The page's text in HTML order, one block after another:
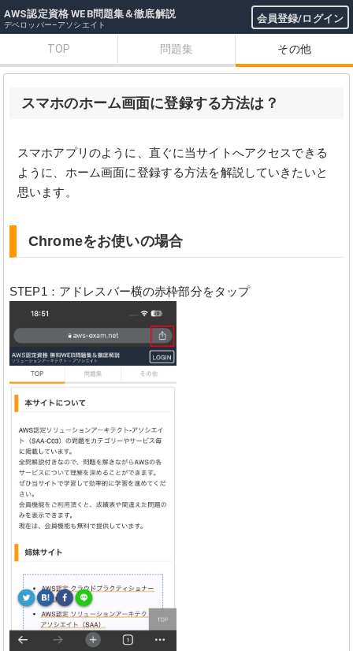
AWS認定資格 WEB問題集＆徹底解説 会員登録/ログイン
デベロッパー–アソシエイト
TOP 問題集 その他
スマホのホーム画面に登録する方法は？
スマホアプリのように、直ぐに当サイトへアクセスできる
ように、ホーム画面に登録する方法を解説していきたいと
思います。
Chromeをお使いの場合
STEP1：アドレスバー横の赤枠部分をタップ